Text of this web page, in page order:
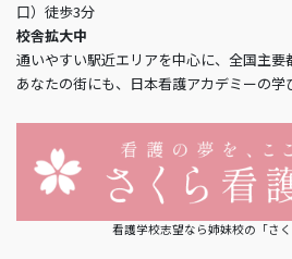
口）徒歩3分
校舎拡大中
通いやすい駅近エリアを中心に、全国主要
あなたの街にも、日本看護アカデミーの
看護学校志望なら姉妹校の「さく